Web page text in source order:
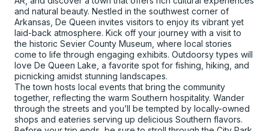
and natural beauty. Nestled in the southwest corner of
Arkansas, De Queen invites visitors to enjoy its vibrant yet
laid-back atmosphere. Kick off your journey with a visit to
the historic Sevier County Museum, where local stories
come to life through engaging exhibits. Outdoorsy types will
love De Queen Lake, a favorite spot for fishing, hiking, and
picnicking amidst stunning landscapes.
The town hosts local events that bring the community
together, reflecting the warm Southern hospitality. Wander
through the streets and you’ll be tempted by locally-owned
shops and eateries serving up delicious Southern flavors.